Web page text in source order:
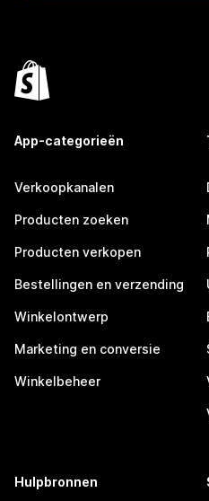
App-categorieën
Verkoopkanalen
Producten zoeken
Producten verkopen
Bestellingen en verzending
Winkelontwerp
Marketing en conversie
Winkelbeheer
Hulpbronnen